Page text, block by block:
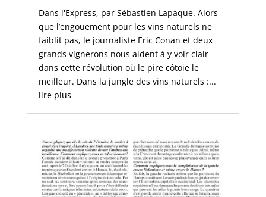
Dans l'Express, par Sébastien Lapaque. Alors
que l’engouement pour les vins naturels ne
faiblit pas, le journaliste Eric Conan et deux
grands vignerons nous aident à y voir clair
dans cette révolution où le pire côtoie le
meilleur. Dans la jungle des vins naturels :...
lire plus